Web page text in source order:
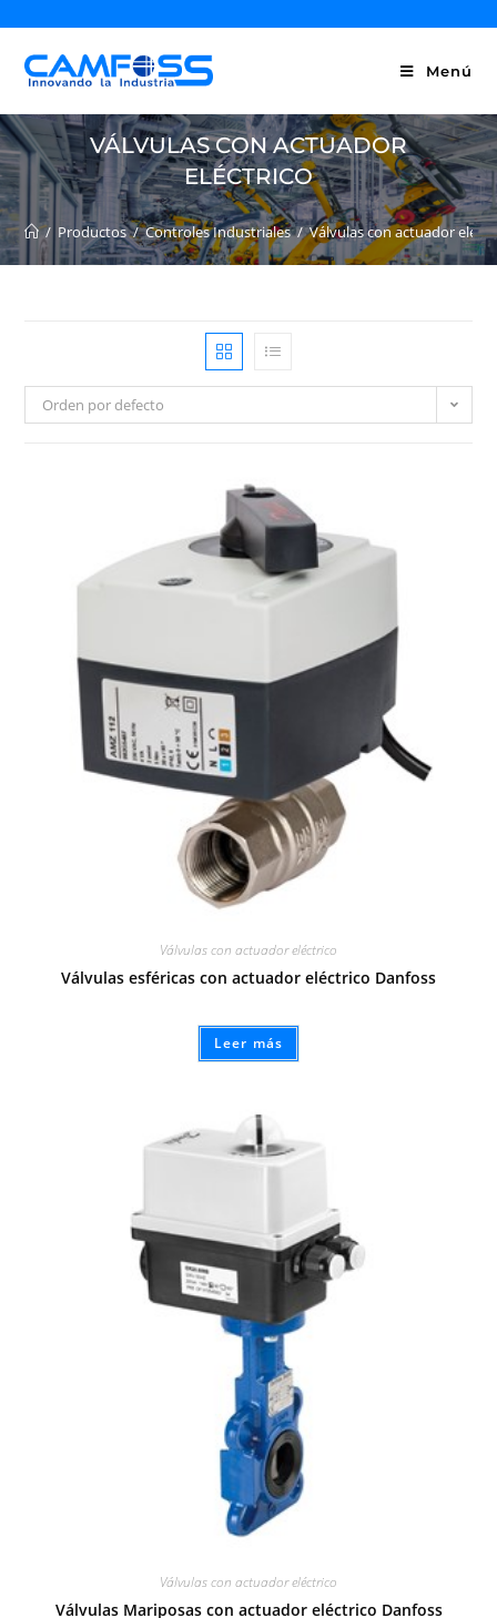
Menú
VÁLVULAS CON ACTUADOR
ELÉCTRICO
/ Productos / Controles Industriales / Válvulas con actuador
Orden por defecto
Válvulas con actuador eléctrico
Válvulas esféricas con actuador eléctrico Danfoss
Leer más
Válvulas con actuador eléctrico
Válvulas Mariposas con actuador eléctrico Danfoss